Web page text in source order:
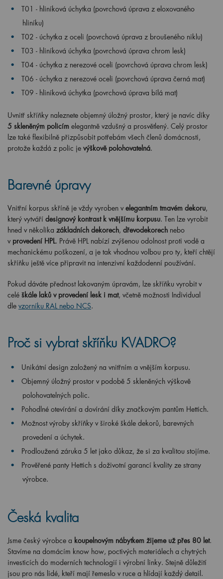
T01 - hliníková úchytka (povrchová úprava z eloxovaného
hliníku)
T02 - úchytka z oceli (povrchová úprava z broušeného niklu)
T03 - hliníková úchytka (povrchová úprava chrom lesk)
T04 - úchytka z nerezové oceli (povrchová úprava chrom lesk)
T06 - úchytka z nerezové oceli (povrchová úprava černá mat)
T09 - hliníková úchytka (povrchová úprava bílá mat)
Uvnitř skříňky naleznete objemný úložný prostor, který je navíc díky
5 skleněným policím elegantně vzdušný a prosvětlený. Celý prostor
lze také flexibilně přizpůsobit potřebám všech členů domácnosti,
protože každá z polic je výškově polohovatelná.
Barevné úpravy
Vnitřní korpus skříně je vždy vyroben velegantním tmavém dekoru,
který vytváří designový kontrast k vnějšímu korpusu. Ten lze vyrobit
hned v několika základních dekorech, dřevodekorech nebo
v provedení HPL. Právě HPL nabízí zvýšenou odolnost proti vodě a
mechanickému poškození, a je tak vhodnou volbou pro ty, kteří chtějí
skříňku ještě více připravit na intenzivní každodenní používání.
Pokud dáváte přednost lakovaným úpravám, lze skříňku vyrobit v
celé škále laků v provedení lesk i mat, včetně možnosti Individual
dle vzorníku RAL nebo NCS.
Proč si vybrat skříňku KVADRO?
Unikátní design založený na vnitřním a vnějším korpusu.
Objemný úložný prostor v podobě 5 skleněných výškově
polohovatelných polic.
Pohodlné otevírání a dovírání díky značkovým pantům Hettich.
Možnost výroby skříňky v široké škále dekorů, barevných
provedení a úchytek.
Prodloužená záruka 5 let jako důkaz, že si za kvalitou stojíme.
Prověřené panty Hettich s doživotní garancí kvality ze strany
výrobce.
Česká kvalita
Jsme český výrobce a koupelnovým nábytkem žijeme už přes 80 let.
Stavíme na domácím know how, poctivých materiálech a chytrých
investicích do moderních technologií i výrobní linky. Stejně důležití
jsou pro nás lidé, kteří mají řemeslo v ruce a hlídají každý detail.